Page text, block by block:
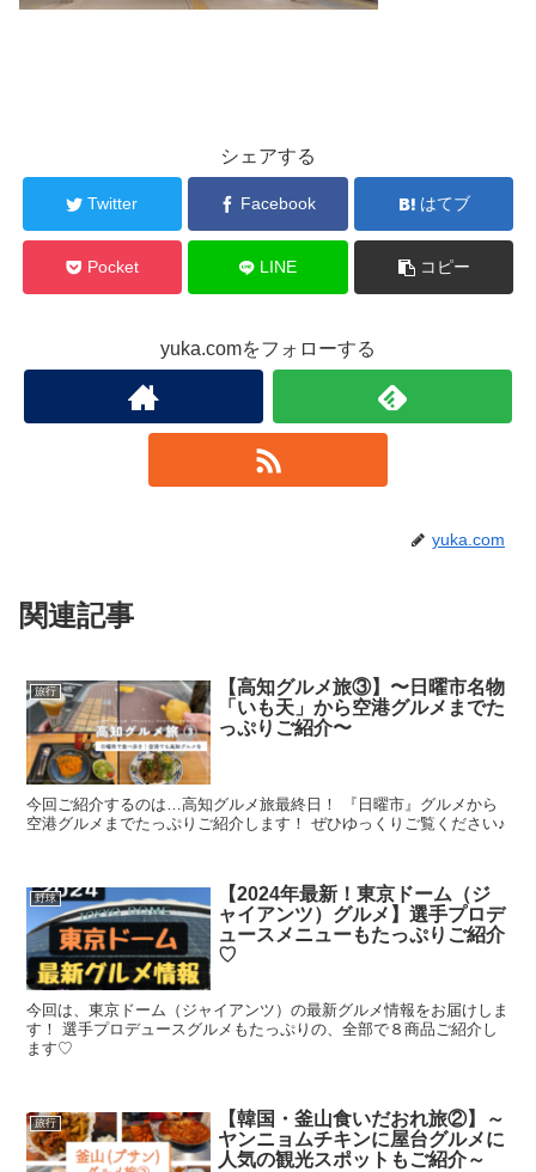
シェアする
Twitter Facebook はてブ
Pocket LINE コピー
yuka.comをフォローする
yuka.com
関連記事
旅行
【高知グルメ旅③】〜日曜市名物
「いも天」から空港グルメまでた
っぷりご紹介〜
今回ご紹介するのは…高知グルメ旅最終日！ 『日曜市』グルメから
空港グルメまでたっぷりご紹介します！ ぜひゆっくりご覧ください♪
野球
【2024年最新！東京ドーム（ジ
ャイアンツ）グルメ】選手プロデ
ュースメニューもたっぷりご紹介
♡
今回は、東京ドーム（ジャイアンツ）の最新グルメ情報をお届けしま
す！ 選手プロデュースグルメもたっぷりの、全部で８商品ご紹介し
ます♡
旅行
【韓国・釜山食いだおれ旅②】～
ヤンニョムチキンに屋台グルメに
人気の観光スポットもご紹介～